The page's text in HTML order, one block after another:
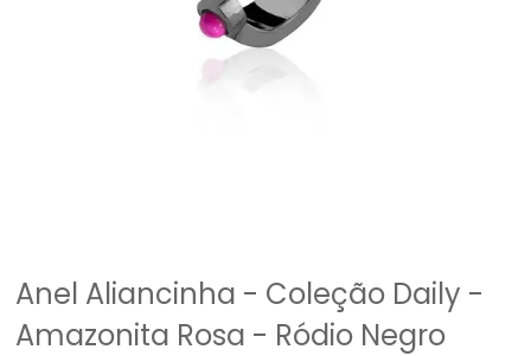
Anel Aliancinha - Coleção Daily -
Amazonita Rosa - Ródio Negro